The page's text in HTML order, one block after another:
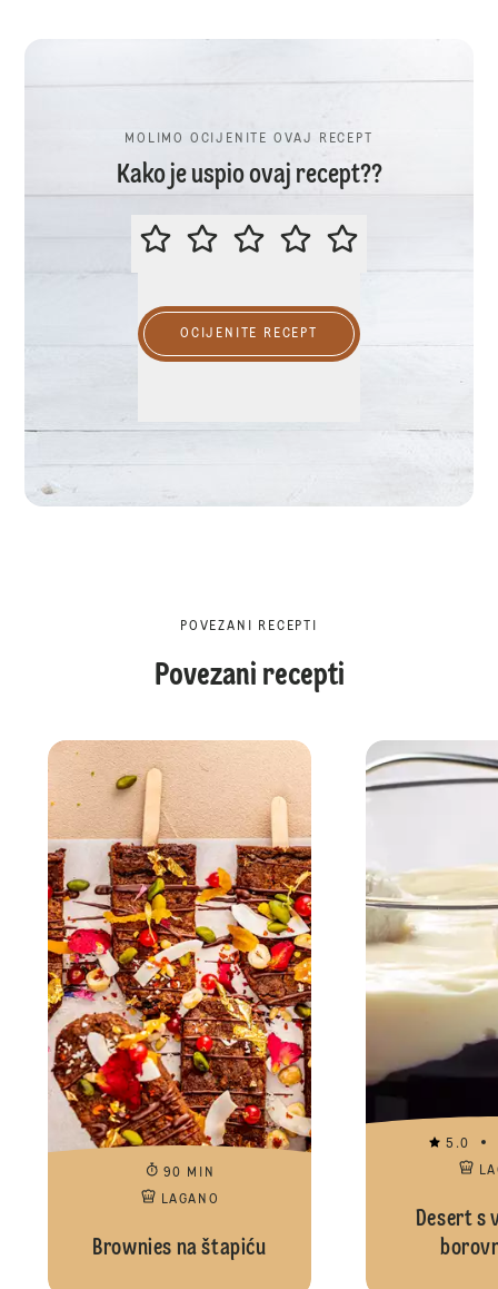
MOLIMO OCIJENITE OVAJ RECEPT
Kako je uspio ovaj recept??
MOLIMO OCIJENITE OVAJ
OCIJENITE RECEPT
POVEZANI RECEPTI
Povezani recepti
90 MIN
LAGANO
Brownies na štapiću
5.0
Desert s